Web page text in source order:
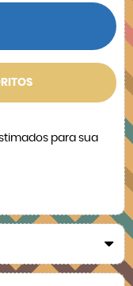
para sua